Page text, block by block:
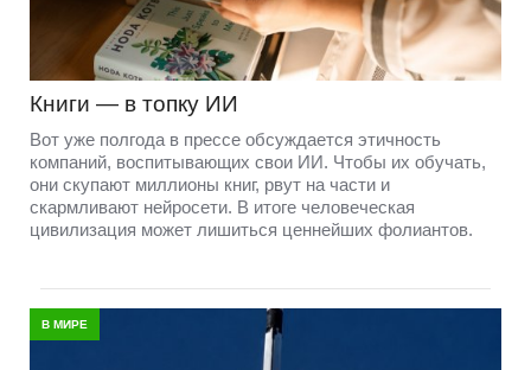
Книги — в топку ИИ
Вот уже полгода в прессе обсуждается этичность
компаний, воспитывающих свои ИИ. Чтобы их обучать,
они скупают миллионы книг, рвут на части и
скармливают нейросети. В итоге человеческая
цивилизация может лишиться ценнейших фолиантов.
В МИРЕ